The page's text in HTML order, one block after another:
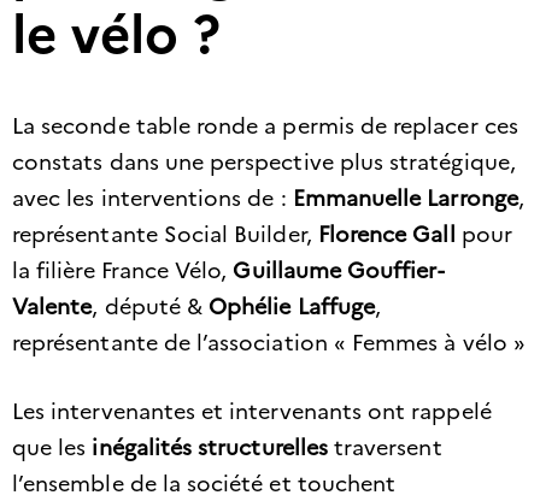
le vélo ?
La seconde table ronde a permis de replacer ces
constats dans une perspective plus stratégique,
avec les interventions de : Emmanuelle Larronge,
représentante Social Builder, Florence Gall pour
la filière France Vélo, Guillaume Gouffier-
Valente, député & Ophélie Laffuge,
représentante de l’association « Femmes à vélo »
Les intervenantes et intervenants ont rappelé
que les inégalités structurellestraversent
l’ensemble de la société et touchent